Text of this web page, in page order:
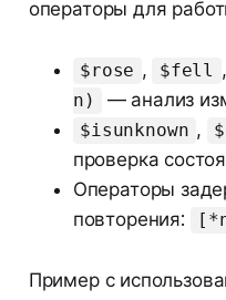
операторы для
$rose , $fell ,
n)
— анализ
$isunknown ,
проверка
Операторы
повторения:
Пример с